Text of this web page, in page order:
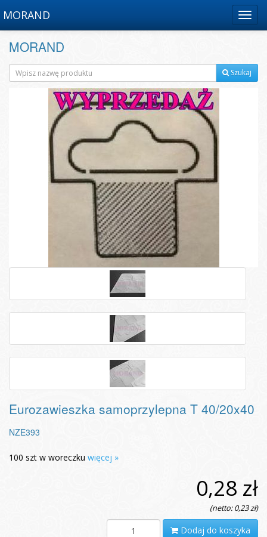
Menu
MORAND
MORAND
Szukaj
Eurozawieszka samoprzylepna T 40/20x40
NZE393
100 szt w woreczku więcej »
0,28 zł
(netto: 0,23 zł)
Dodaj do koszyka